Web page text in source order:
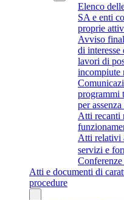
Elenco
SA e enti
proprie
Avviso
di
lavori di
incompiute
programmi
per
Atti recanti
Atti relativi
servizi e
Atti e documenti di
procedure